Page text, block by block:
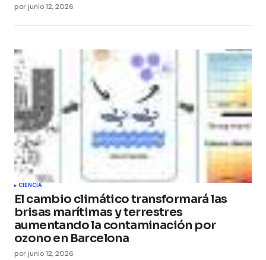
por junio 12, 2026
CIENCIA
El cambio climático transformará las
brisas marítimas y terrestres
aumentando la contaminación por
ozono en Barcelona
por junio 12, 2026